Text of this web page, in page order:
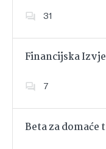
31
Financijska
7
Beta za domaće